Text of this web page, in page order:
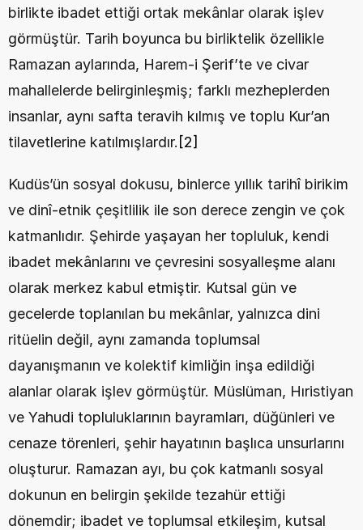
birlikte ibadet ettiği ortak mekânlar olarak işlev
görmüştür. Tarih boyunca bu birliktelik özellikle
Ramazan aylarında, Harem-i Şerif’te ve civar
mahallelerde belirginleşmiş; farklı mezheplerden
insanlar, aynı safta teravih kılmış ve toplu Kur’an
tilavetlerine katılmışlardır. [2]
Kudüs’ün sosyal dokusu, binlerce yıllık tarihî birikim
ve dinî-etnik çeşitlilik ile son derece zengin ve çok
katmanlıdır. Şehirde yaşayan her topluluk, kendi
ibadet mekânlarını ve çevresini sosyalleşme alanı
olarak merkez kabul etmiştir. Kutsal gün ve
gecelerde toplanılan bu mekânlar, yalnızca dini
ritüelin değil, aynı zamanda toplumsal
dayanışmanın ve kolektif kimliğin inşa edildiği
alanlar olarak işlev görmüştür. Müslüman, Hıristiyan
ve Yahudi topluluklarının bayramları, düğünleri ve
cenaze törenleri, şehir hayatının başlıca unsurlarını
oluşturur. Ramazan ayı, bu çok katmanlı sosyal
dokunun en belirgin şekilde tezahür ettiği
dönemdir; ibadet ve toplumsal etkileşim, kutsal